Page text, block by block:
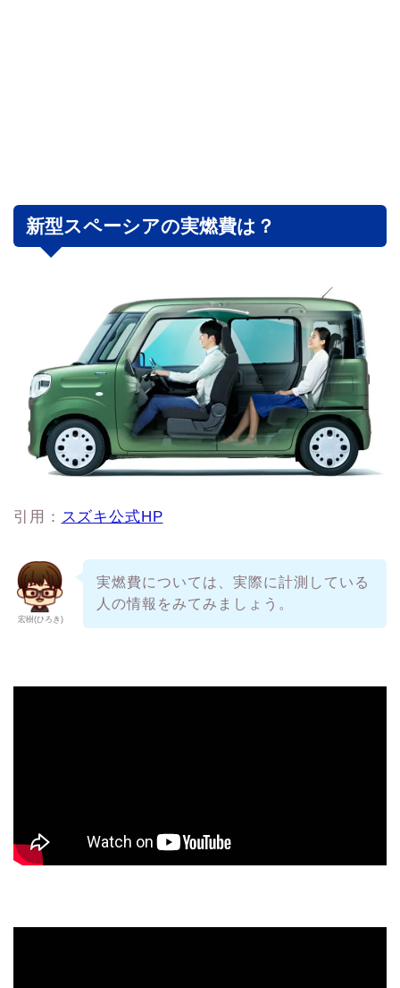
新型スペーシアの実燃費は？
引用： スズキ公式HP
宏樹(ひろき)
実燃費については、実際に計測している
人の情報をみてみましょう。